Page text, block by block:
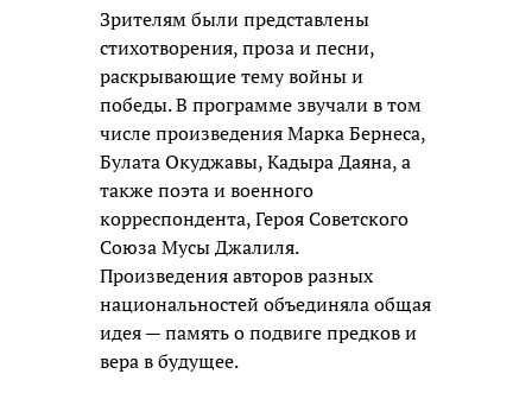
Зрителям были представлены
стихотворения, проза и песни,
раскрывающие тему войны и
победы. В программе звучали в том
числе произведения Марка Бернеса,
Булата Окуджавы, Кадыра Даяна, а
также поэта и военного
корреспондента, Героя Советского
Союза Мусы Джалиля.
Произведения авторов разных
национальностей объединяла общая
идея — память о подвиге предков и
вера в будущее.